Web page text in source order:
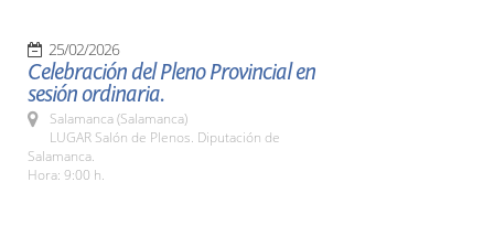
25/02/2026
Celebración del Pleno Provincial en
sesión ordinaria.
Salamanca (Salamanca)
LUGAR Salón de Plenos. Diputación de
Salamanca.
Hora: 9:00 h.